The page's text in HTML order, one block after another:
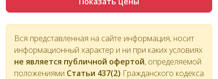
Вся представленная на сайте информация, носит
информационный характер и ни при каких условиях
не является публичной офертой, определяемой
положениями Статьи 437(2) Гражданского кодекса